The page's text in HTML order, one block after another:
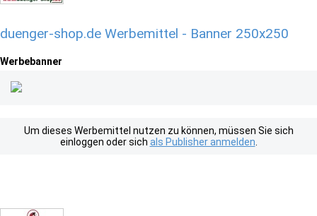
duenger-shop.de Werbemittel - Banner 250x250
Werbebanner
Um dieses Werbemittel nutzen zu können, müssen Sie sich
einloggen oder sich als Publisher anmelden